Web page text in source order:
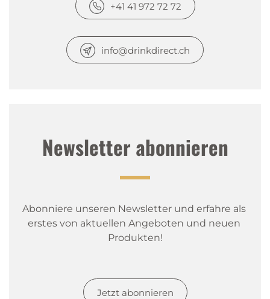
+41 41 972 72 72
info@drinkdirect.ch
Newsletter abonnieren
Abonniere unseren Newsletter und erfahre als
erstes von aktuellen Angeboten und neuen
Produkten!
Jetzt abonnieren